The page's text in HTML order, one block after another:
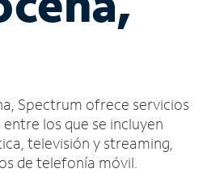
Spectrum ofrece servicios
los que se incluyen
televisión y streaming,
de telefonía móvil.